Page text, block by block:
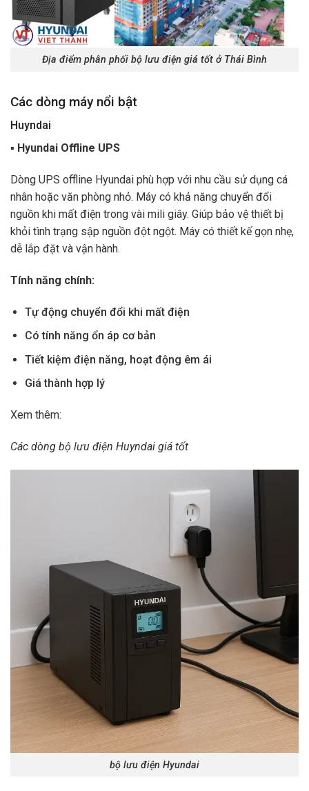
Địa điểm phân phối bộ lưu điện giá tốt ở Thái Bình
Các dòng máy nổi bật
Huyndai
▪ Hyundai Offline UPS
Dòng UPS offline Hyundai phù hợp với nhu cầu sử dụng cá
nhân hoặc văn phòng nhỏ. Máy có khả năng chuyển đổi
nguồn khi mất điện trong vài mili giây. Giúp bảo vệ thiết bị
khỏi tình trạng sập nguồn đột ngột. Máy có thiết kế gọn nhẹ,
dễ lắp đặt và vận hành.
Tính năng chính:
Tự động chuyển đổi khi mất điện
Có tính năng ổn áp cơ bản
Tiết kiệm điện năng, hoạt động êm ái
Giá thành hợp lý
Xem thêm:
Các dòng bộ lưu điện Huyndai giá tốt
bộ lưu điện Hyundai